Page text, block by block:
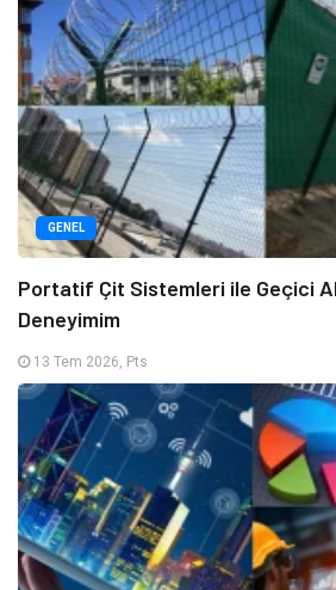
GENEL
Portatif Çit Sistemleri ile Geçici
Deneyimim
13 Tem 2026, Pts